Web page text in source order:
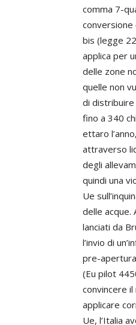
comma 7-
bis (legge
applica per
delle zone
quelle non
di distribuire
fino a 340
ettaro
attraverso
degli
quindi una
Ue
delle acque.
lanciati da
l’invio di
pre-
(Eu pilot
convincere
applicare
Ue, l’Italia